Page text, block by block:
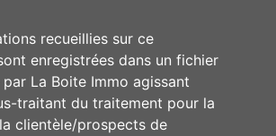
recueillies sur ce
enregistrées dans un fichier
La Boite Immo agissant
traitant du traitement pour la
clientèle/prospects de